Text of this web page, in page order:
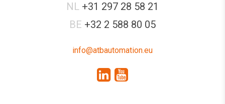
NL +31 297 28 58 21
BE +32 2 588 80 05
info@atbautomation.eu